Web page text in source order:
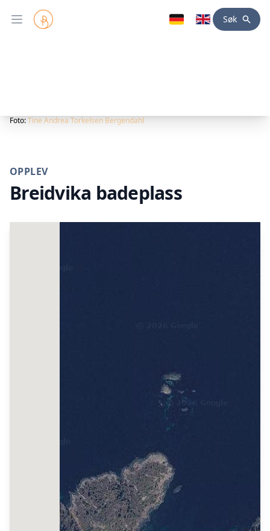
Open main menu Søk
Foto:Tine Andrea Torkelsen Bergendahl
OPPLEV
Breidvika badeplass